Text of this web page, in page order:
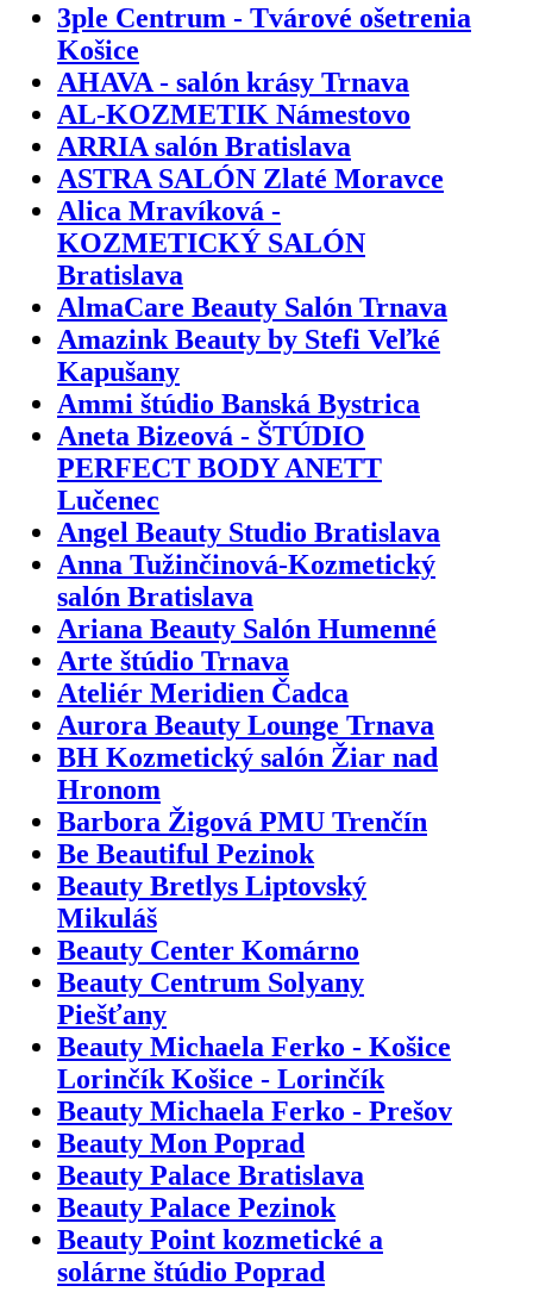
3ple Centrum - Tvárové ošetrenia
Košice
AHAVA - salón krásy Trnava
AL-KOZMETIK Námestovo
ARRIA salón Bratislava
ASTRA SALÓN Zlaté Moravce
Alica Mravíková -
KOZMETICKÝ SALÓN
Bratislava
AlmaCare Beauty Salón Trnava
Amazink Beauty by Stefi Veľké
Kapušany
Ammi štúdio Banská Bystrica
Aneta Bizeová - ŠTÚDIO
PERFECT BODY ANETT
Lučenec
Angel Beauty Studio Bratislava
Anna Tužinčinová-Kozmetický
salón Bratislava
Ariana Beauty Salón Humenné
Arte štúdio Trnava
Ateliér Meridien Čadca
Aurora Beauty Lounge Trnava
BH Kozmetický salón Žiar nad
Hronom
Barbora Žigová PMU Trenčín
Be Beautiful Pezinok
Beauty Bretlys Liptovský
Mikuláš
Beauty Center Komárno
Beauty Centrum Solyany
Piešťany
Beauty Michaela Ferko - Košice
Lorinčík Košice - Lorinčík
Beauty Michaela Ferko - Prešov
Beauty Mon Poprad
Beauty Palace Bratislava
Beauty Palace Pezinok
Beauty Point kozmetické a
solárne štúdio Poprad